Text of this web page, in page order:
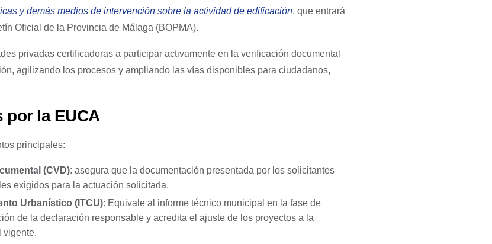
y demás medios de intervención sobre la actividad de edificación, que entrará
Oficial de la Provincia de Málaga (BOPMA).
privadas certificadoras a participar activamente en la verificación documental
agilizando los procesos y ampliando las vías disponibles para ciudadanos,
la EUCA
principales:
(CVD): asegura que la documentación presentada por los solicitantes
exigidos para la actuación solicitada.
Urbanístico (ITCU): Equivale al informe técnico municipal en la fase de
de la declaración responsable y acredita el ajuste de los proyectos a la
vigente.